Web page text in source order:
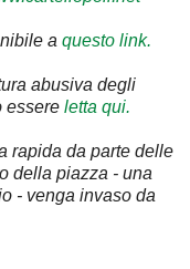
a questo link.
abusiva degli
essere letta qui.
rapida da parte delle
della piazza - una
- venga invaso da